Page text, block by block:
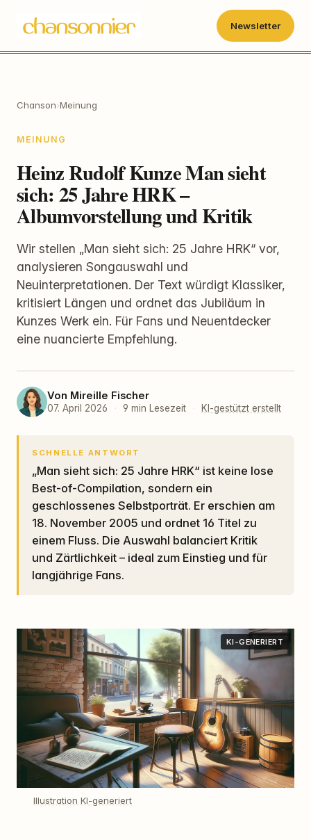
Newsletter
Chanson›Meinung
MEINUNG
Heinz Rudolf Kunze Man sieht
sich: 25 Jahre HRK –
Albumvorstellung und Kritik
Wir stellen „Man sieht sich: 25 Jahre HRK“ vor,
analysieren Songauswahl und
Neuinterpretationen. Der Text würdigt Klassiker,
kritisiert Längen und ordnet das Jubiläum in
Kunzes Werk ein. Für Fans und Neuentdecker
eine nuancierte Empfehlung.
Von Mireille Fischer
07. April 2026 · 9 min Lesezeit · KI-gestützt erstellt
SCHNELLE ANTWORT
„Man sieht sich: 25 Jahre HRK“ ist keine lose
Best-of-Compilation, sondern ein
geschlossenes Selbstporträt. Er erschien am
18. November 2005 und ordnet 16 Titel zu
einem Fluss. Die Auswahl balanciert Kritik
und Zärtlichkeit – ideal zum Einstieg und für
langjährige Fans.
KI-GENERIERT
Illustration KI-generiert